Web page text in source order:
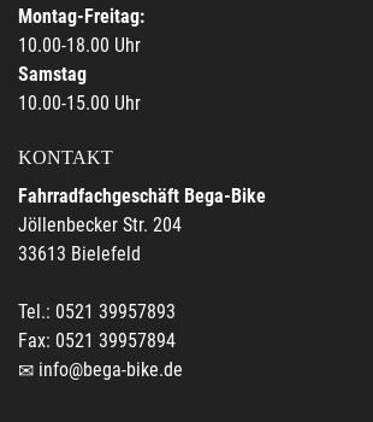
Montag-Freitag:
10.00-18.00 Uhr
Samstag
10.00-15.00 Uhr
KONTAKT
Fahrradfachgeschäft Bega-Bike
Jöllenbecker Str. 204
33613 Bielefeld
Tel.: 0521 39957893
Fax: 0521 39957894
info@bega-bike.de